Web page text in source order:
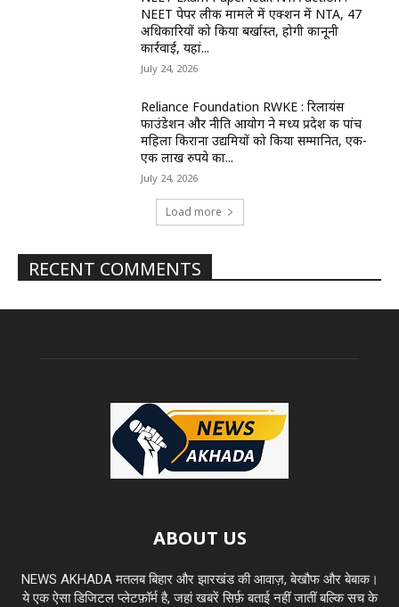
NEET पेपर लीक मामले में एक्शन में NTA, 47
अधिकारियों को किया बर्खास्त, होगी कानूनी
कार्रवाई, यहां...
July 24, 2026
Reliance Foundation RWKE : रिलायंस
फाउंडेशन और नीति आयोग ने मध्य प्रदेश की पांच
महिला किराना उद्यमियों को किया सम्मानित, एक-
एक लाख रुपये का...
July 24, 2026
Load more
RECENT COMMENTS
ABOUT US
NEWS AKHADA मतलब बिहार और झारखंड की आवाज़, बेखौफ और बेबाक।
ये एक ऐसा डिजिटल प्लेटफ़ॉर्म है, जहां खबरें सिर्फ़ बताई नहीं जातीं बल्कि सच के